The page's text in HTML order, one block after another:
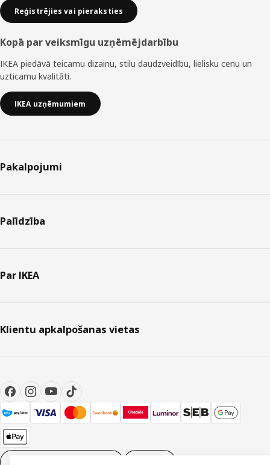
Reģistrējies vai pieraksties
Kopā par veiksmīgu uzņēmējdarbību
IKEA piedāvā teicamu dizainu, stilu daudzveidību, lielisku cenu un
uzticamu kvalitāti.
IKEA uzņēmumiem
Pakalpojumi
Palīdzība
Par IKEA
Klientu apkalpošanas vietas